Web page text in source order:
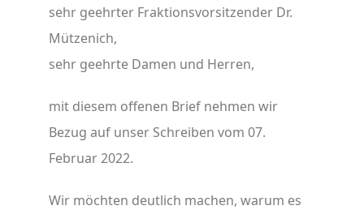
sehr geehrter Fraktionsvorsitzender Dr.
Mützenich,
sehr geehrte Damen und Herren,
mit diesem offenen Brief nehmen wir
Bezug auf unser Schreiben vom 07.
Februar 2022.
Wir möchten deutlich machen, warum es